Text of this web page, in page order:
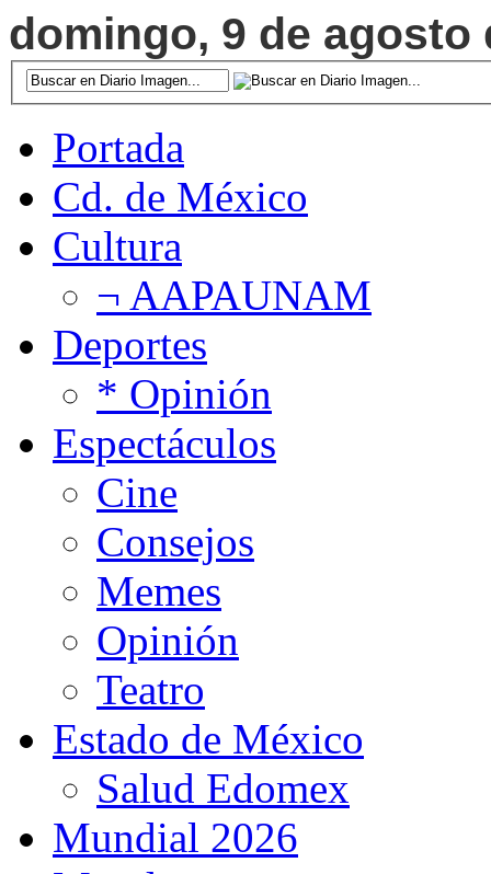
domingo, 9 de agosto
Portada
Cd. de México
Cultura
¬ AAPAUNAM
Deportes
* Opinión
Espectáculos
Cine
Consejos
Memes
Opinión
Teatro
Estado de México
Salud Edomex
Mundial 2026